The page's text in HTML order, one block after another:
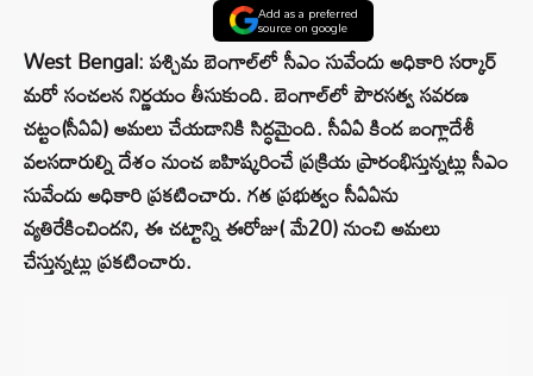
Add as a preferred
source on google
West Bengal: పశ్చిమ బెంగాల్‌లో సీఎం సువేందు అధికారి సర్కార్
మరో సంచలన నిర్ణయం తీసుకుంది. బెంగాల్‌లో పౌరసత్వ సవరణ
చట్టం(సీఏఏ) అమలు చేయడానికి సిద్ధమైంది. సీఏఏ కింద బంగ్లాదేశీ
వలసదారుల్ని దేశం నుంచ బహిష్కరించే ప్రక్రియ ప్రారంభిస్తున్నట్లు సీఎం
సువేందు అధికారి ప్రకటించారు. గత ప్రభుత్వం సీఏఏను
వ్యతిరేకించిందని, ఈ చట్టాన్ని ఈరోజు( మే20) నుంచి అమలు
చేస్తున్నట్లు ప్రకటించారు.